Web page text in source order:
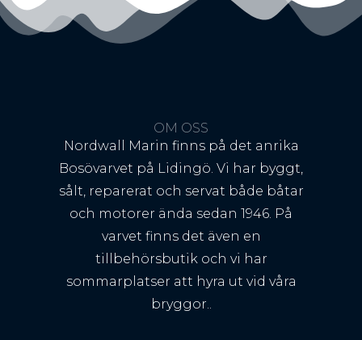
OM OSS
Nordwall Marin finns på det anrika
Bosövarvet på Lidingö. Vi har byggt,
sålt, reparerat och servat både båtar
och motorer ända sedan 1946. På
varvet finns det även en
tillbehörsbutik och vi har
sommarplatser att hyra ut vid våra
bryggor..